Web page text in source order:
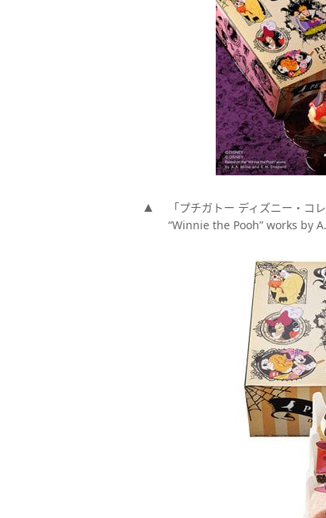
「プチガトー ディズニー・
“Winnie the Pooh” works by